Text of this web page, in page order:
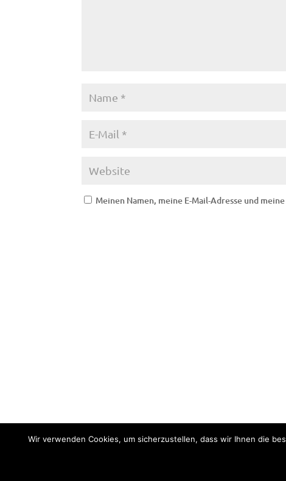
Meinen Namen, meine E-Mail-Adresse und
Impressum Datenschutz
Wir verwenden Cookies, um sicherzustellen, dass wir Ihnen die